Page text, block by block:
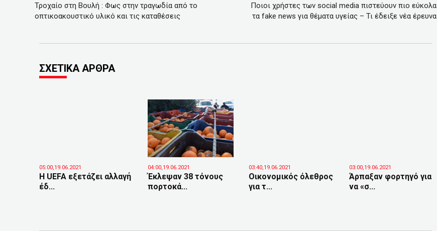
Τροχαίο στη Βουλή : Φως στην τραγωδία από το
οπτικοακουστικό υλικό και τις καταθέσεις
Ποιοι χρήστες των social media πιστεύουν πιο εύκολα
τα fake news για θέματα υγείας – Τι έδειξε νέα έρευνα
ΣΧΕΤΙΚΑ ΑΡΘΡΑ
05:00,19.06.2021
Η UEFA εξετάζει αλλαγή
έδ...
04:00,19.06.2021
Έκλεψαν 38 τόνους
πορτοκά...
03:40,19.06.2021
Οικονομικός όλεθρος
για τ...
03:00,19.06.2021
Άρπαξαν φορτηγό για
να «σ...